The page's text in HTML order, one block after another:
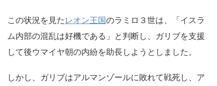
この状況を見た レオン王国のラミロ３世は、「イスラ
ム内部の混乱は好機である」と判断し、ガリブを支援
して後ウマイヤ朝の内紛を助長しようとしました。
しかし、ガリブはアルマンゾールに敗れて戦死し、ア